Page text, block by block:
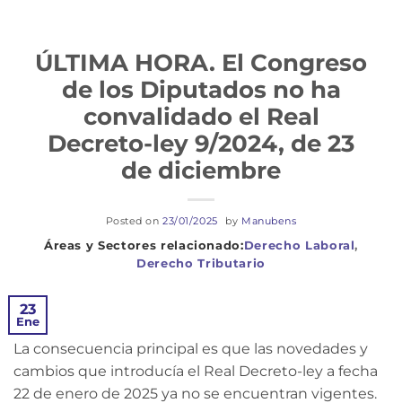
Derecho Laboral,
Derecho Tributario
ÚLTIMA HORA. El Congreso
de los Diputados no ha
convalidado el Real
Decreto-ley 9/2024, de 23
de diciembre
Posted on23/01/2025 by Manubens
23
Ene
La consecuencia principal es que las novedades y
cambios que introducía el Real Decreto-ley a fecha
22 de enero de 2025 ya no se encuentran vigentes.